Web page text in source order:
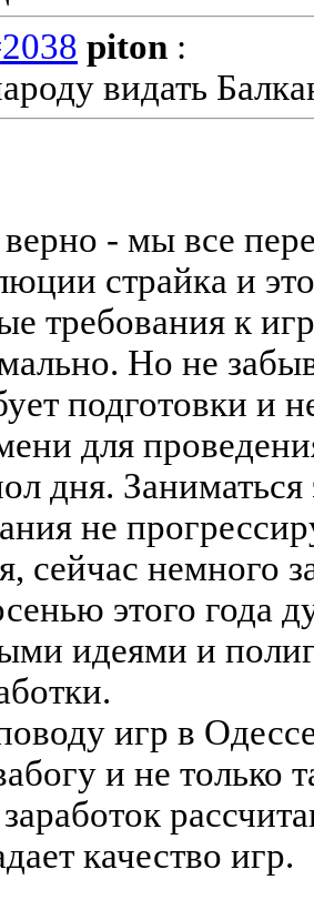
piton :
видать
- мы все
страйка и
требования к
Но не
подготовки и
для
дня.
не
сейчас немного
этого года
идеями и
игр в
и не только
качество игр.